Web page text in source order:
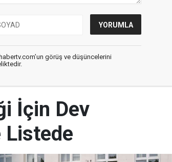
görüş ve düşüncelerini
İçin Dev
Listede